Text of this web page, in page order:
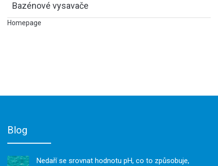
Bazénové vysavače
Homepage
Blog
Nedaří se srovnat hodnotu pH, co to způsobuje,